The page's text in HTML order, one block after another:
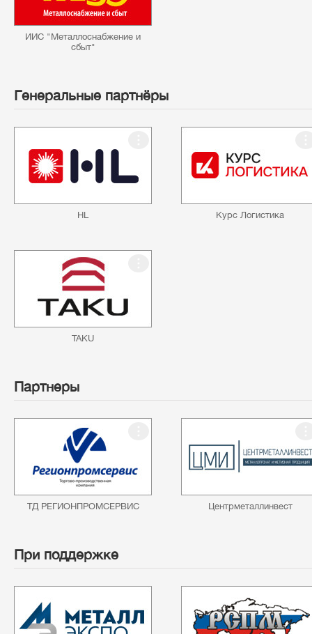
ИИС "Металлоснабжение и
сбыт"
Генеральные партнёры
HL Курс Логистика
TAKU
Партнеры
ТД РЕГИОНПРОМСЕРВИС Центрметаллинвест
При поддержке